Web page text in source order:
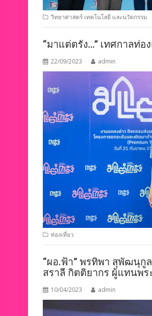
วิทยาศาสตร์ เทคโนโลยี และนวัตกรรม
“มาแต่ตรัง…” เทศกาลท่อ
22/09/2023 admin
ท่องเที่ยว
“ผอ.ฟ้า” พรทิพา สุพัฒนุกู
สราลี กิตติยากร ผู้แทนพร
10/04/2023 admin